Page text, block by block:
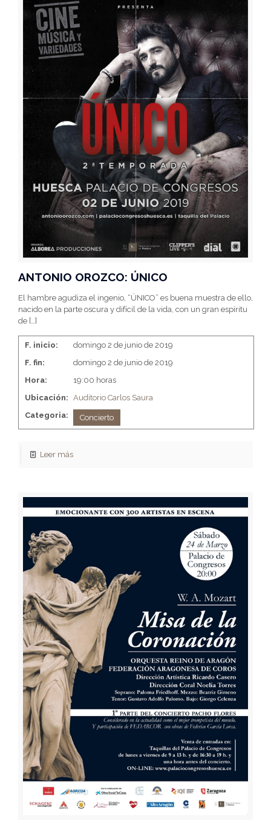
ANTONIO OROZCO: ÚNICO
El hambre agudiza el ingenio, “ÚNICO” es buena muestra de ello,
nacido en la parte oscura y difícil de la vida, con un gran espíritu
de […]
F. inicio:
domingo 2 de junio de 2019
F. fin:
domingo 2 de junio de 2019
Hora:
19:00 horas
Ubicación: Auditorio Carlos Saura
Categoria:
Concierto
Leer más